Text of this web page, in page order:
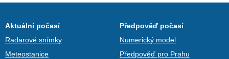
Aktuální počasí
Radarové snímky
Meteostanice
Předpověď počasí
Numerický model
Předpověď pro Prahu